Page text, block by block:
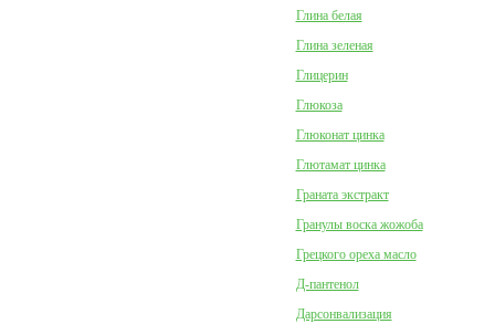
Глина белая
Глина зеленая
Глицерин
Глюкоза
Глюконат цинка
Глютамат цинка
Граната экстракт
Гранулы воска жожоба
Грецкого ореха масло
Д-пантенол
Дарсонвализация